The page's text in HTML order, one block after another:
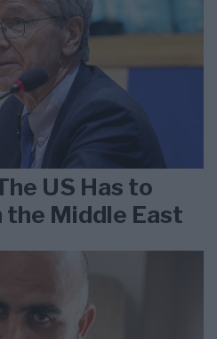
US Has to
Middle East